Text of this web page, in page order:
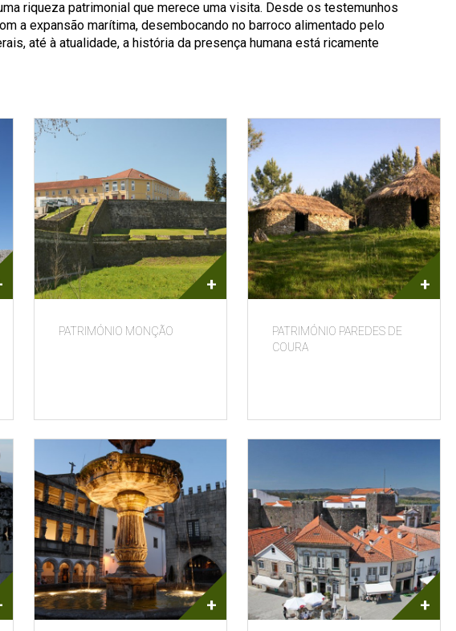
riqueza patrimonial que merece uma visita. Desde os testemunhos
a expansão marítima, desembocando no barroco alimentado pelo
até à atualidade, a história da presença humana está ricamente
PATRIMÓNIO MONÇÃO
+
PATRIMÓNIO PAREDES DE
COURA
+
+ +